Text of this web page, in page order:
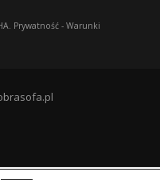
Prywatność- Warunki